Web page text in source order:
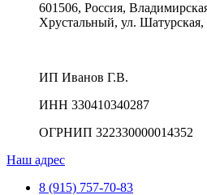
601506, Россия,
Хрустальный, ул. Шатурская,
ИП Иванов Г.В.
ИНН 330410340287
ОГРНИП 322330000014352
Наш адрес
8 (915) 757-70-83